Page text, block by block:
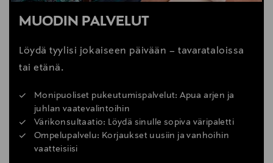
MUODIN PALVELUT
Löydä tyylisi jokaiseen päivään – tavarataloissa
tai etänä.
Monipuoliset pukeutumispalvelut: Apua arjen ja
juhlan vaatevalintoihin
Värikonsultaatio: Löydä sinulle sopiva väripaletti
Ompelupalvelu: Korjaukset uusiin ja vanhoihin
vaatteisiisi